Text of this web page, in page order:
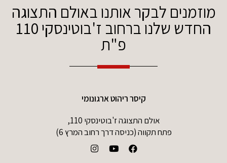
מוזמנים לבקר אותנו באולם התצוגה
החדש שלנו ברחוב ז'בוטינסקי 110
פ"ת
קיסר ריהוט ארגונומי
אולם התצוגה ז'בוטינסקי 110,
פתח תקווה (כניסה דרך רחוב המרץ 6)